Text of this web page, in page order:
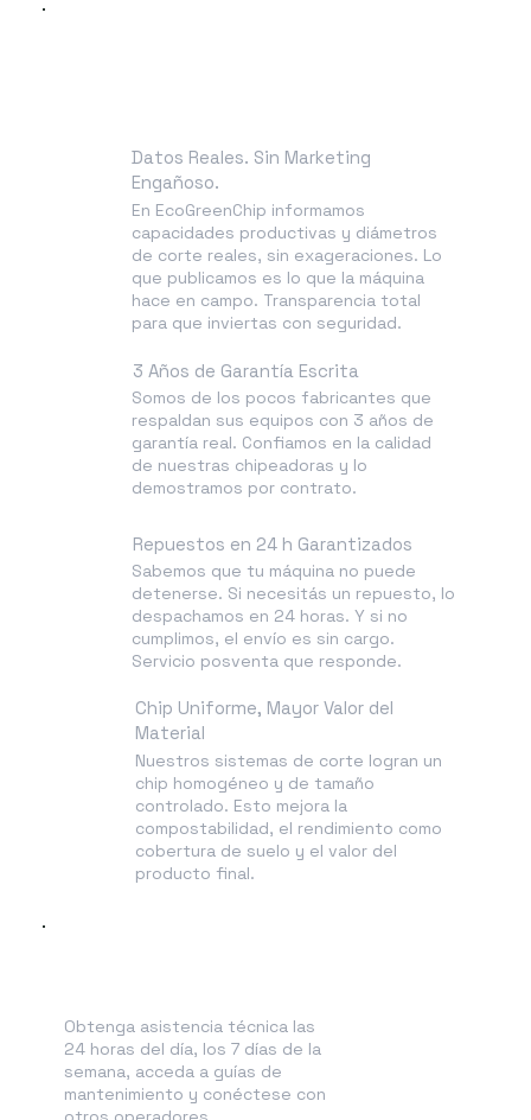
Datos Reales. Sin Marketing
Engañoso.
En EcoGreenChip informamos
capacidades productivas y diámetros
de corte reales, sin exageraciones. Lo
que publicamos es lo que la máquina
hace en campo. Transparencia total
para que inviertas con seguridad.
3 Años de Garantía Escrita
Somos de los pocos fabricantes que
respaldan sus equipos con 3 años de
garantía real. Confiamos en la calidad
de nuestras chipeadoras y lo
demostramos por contrato.
Repuestos en 24 h Garantizados
Sabemos que tu máquina no puede
detenerse. Si necesitás un repuesto, lo
despachamos en 24 horas. Y si no
cumplimos, el envío es sin cargo.
Servicio posventa que responde.
Chip Uniforme, Mayor Valor del
Material
Nuestros sistemas de corte logran un
chip homogéneo y de tamaño
controlado. Esto mejora la
compostabilidad, el rendimiento como
cobertura de suelo y el valor del
producto final.
Obtenga asistencia técnica las
24 horas del día, los 7 días de la
semana, acceda a guías de
mantenimiento y conéctese con